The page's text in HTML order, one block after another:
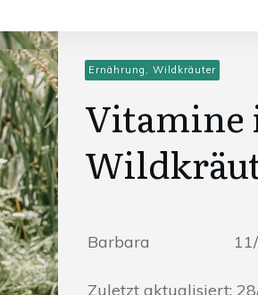
Ernährung, Wildkräuter
Vitamine
Barbara
Zuletzt aktualisiert: